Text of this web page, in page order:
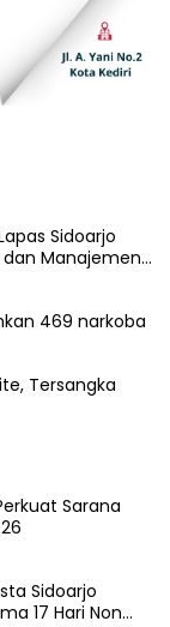
Sidoarjo
dan Manajemen
469 narkoba
Tersangka
Sarana
Sidoarjo
17 Hari Non